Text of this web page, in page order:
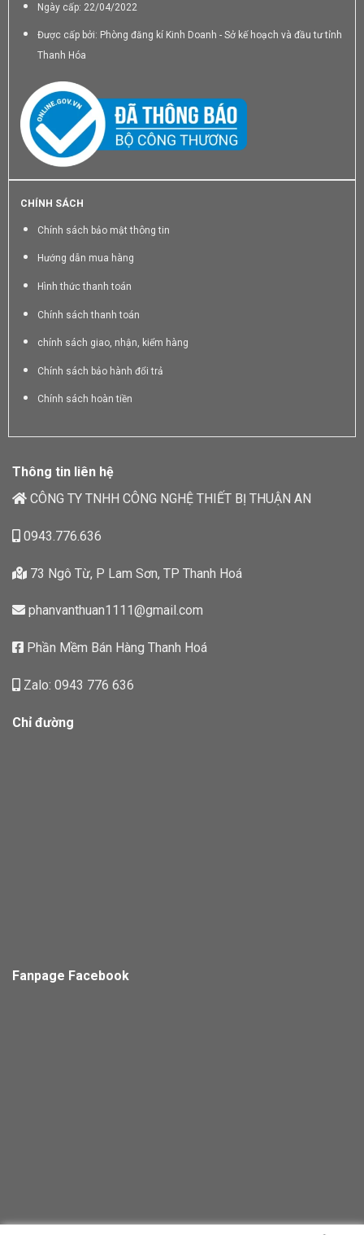
Ngày cấp: 22/04/2022
Được cấp bởi: Phòng đăng kí Kinh Doanh - Sở kế hoạch và đầu tư tỉnh
Thanh Hóa
CHÍNH SÁCH
Chính sách bảo mật thông tin
Hướng dẫn mua hàng
Hình thức thanh toán
Chính sách thanh toán
chính sách giao, nhận, kiểm hàng
Chính sách bảo hành đổi trả
Chính sách hoàn tiền
Thông tin liên hệ
CÔNG TY TNHH CÔNG NGHỆ THIẾT BỊ THUẬN AN
0943.776.636
73 Ngô Từ, P Lam Sơn, TP Thanh Hoá
phanvanthuan1111@gmail.com
Phần Mềm Bán Hàng Thanh Hoá
Zalo: 0943 776 636
Chỉ đường
Fanpage Facebook